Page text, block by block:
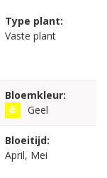
Type plant:
Vaste plant
Bloemkleur:
Geel
Bloeitijd:
April, Mei